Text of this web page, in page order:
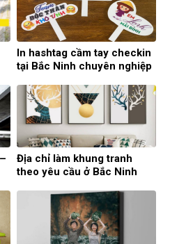
In hashtag cầm tay checkin
tại Bắc Ninh chuyên nghiệp
Địa chỉ làm khung tranh
theo yêu cầu ở Bắc Ninh